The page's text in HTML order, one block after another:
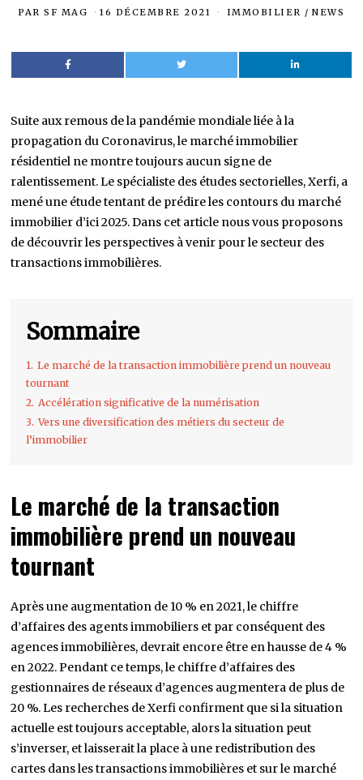
PARSF MAG 16 DÉCEMBRE 2021 IMMOBILIER / NEWS
Suite aux remous de la pandémie mondiale liée à la
propagation du Coronavirus, le marché immobilier
résidentiel ne montre toujours aucun signe de
ralentissement. Le spécialiste des études sectorielles, Xerfi, a
mené une étude tentant de prédire les contours du marché
immobilier d’ici 2025. Dans cet article nous vous proposons
de découvrir les perspectives à venir pour le secteur des
transactions immobilières.
Sommaire
1. Le marché de la transaction immobilière prend un nouveau
tournant
2. Accélération significative de la numérisation
3. Vers une diversification des métiers du secteur de
l’immobilier
Le marché de la transaction
immobilière prend un nouveau
tournant
Après une augmentation de 10 % en 2021, le chiffre
d’affaires des agents immobiliers et par conséquent des
agences immobilières, devrait encore être en hausse de 4 %
en 2022. Pendant ce temps, le chiffre d’affaires des
gestionnaires de réseaux d’agences augmentera de plus de
20 %. Les recherches de Xerfi confirment que si la situation
actuelle est toujours acceptable, alors la situation peut
s’inverser, et laisserait la place à une redistribution des
cartes dans les transactions immobilières et sur le marché